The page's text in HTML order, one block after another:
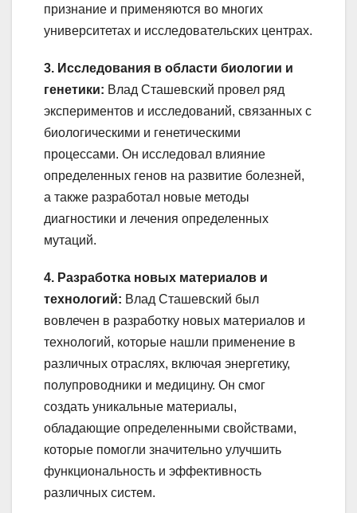
признание и применяются во многих
университетах и исследовательских центрах.
3. Исследования в области биологии и
генетики: Влад Сташевский провел ряд
экспериментов и исследований, связанных с
биологическими и генетическими
процессами. Он исследовал влияние
определенных генов на развитие болезней,
а также разработал новые методы
диагностики и лечения определенных
мутаций.
4. Разработка новых материалов и
технологий: Влад Сташевский был
вовлечен в разработку новых материалов и
технологий, которые нашли применение в
различных отраслях, включая энергетику,
полупроводники и медицину. Он смог
создать уникальные материалы,
обладающие определенными свойствами,
которые помогли значительно улучшить
функциональность и эффективность
различных систем.